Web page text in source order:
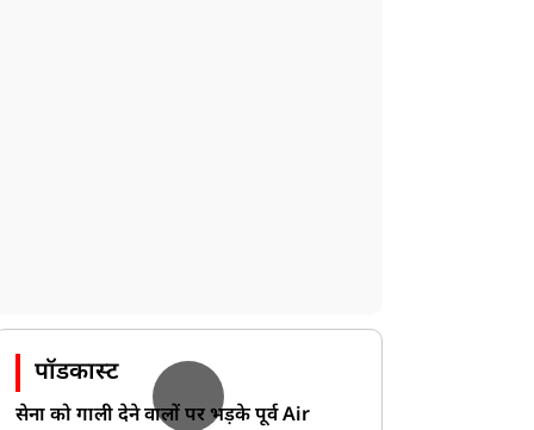
पॉडकास्ट
सेना को गाली देने वालों पर भड़के पूर्व Air